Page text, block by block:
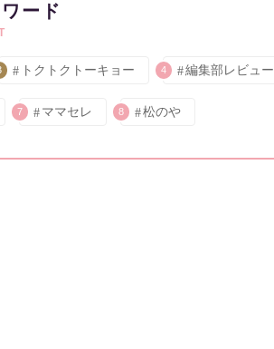
ード
トクトクトーキョー 4 編集部レビュー
7 ママセレ 8 松のや